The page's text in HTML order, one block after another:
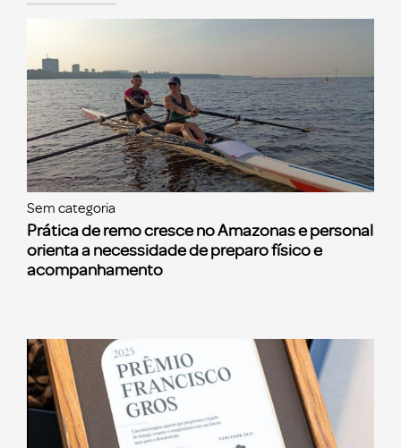
Sem categoria
Prática de remo cresce no Amazonas e personal
orienta a necessidade de preparo físico e
acompanhamento